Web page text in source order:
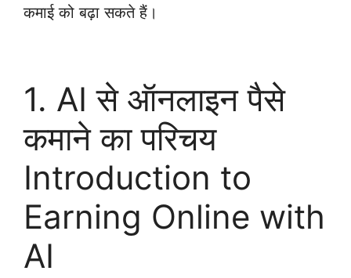
कमाई को बढ़ा सकते हैं।
1. AI से ऑनलाइन पैसे
कमाने का परिचय
Introduction to
Earning Online with
AI